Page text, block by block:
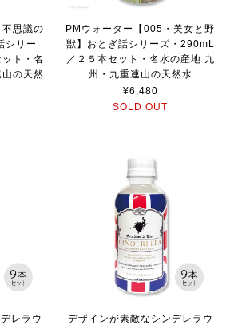
思議の
シリー
ト・名
の天然
PMウォーター【005・美女と野
獣】おとぎ話シリーズ・290mL
／２５本セット・名水の産地 九
州・九重連山の天然水
¥6,480
SOLD OUT
レラウ
デザインが素敵なシンデレラウ